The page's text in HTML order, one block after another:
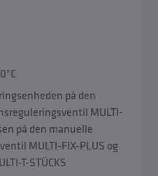
på den
MULTI-
på den manuelle
MULTI-FIX-PLUS og
T-STÜCKS